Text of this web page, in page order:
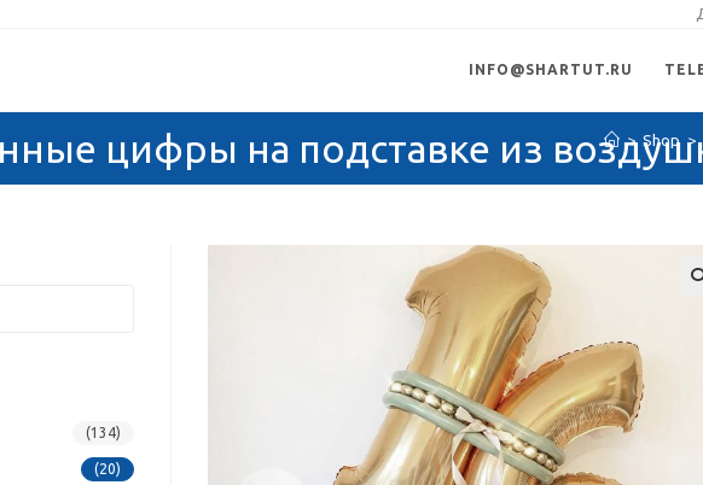
INFO@SHARTUT.RU
цифры на подставке из > Shop >
(134)
(20)